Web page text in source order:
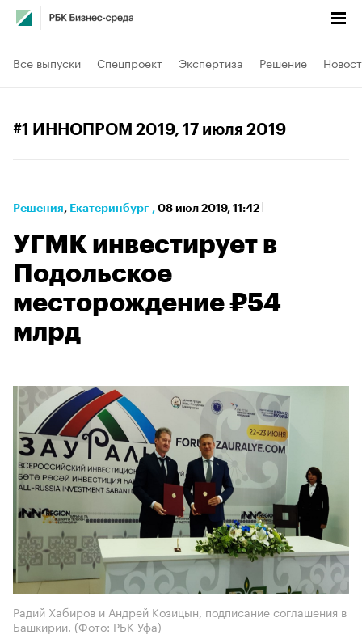
Все выпуски Спецпроект Экспертиза Решение
#1 ИННОПРОМ 2019, 17 июля 2019
Решения⁠, Екатеринбург , 08 июл 2019, 11:42
УГМК инвестирует в
Подольское
месторождение ₽54
млрд
Радий Хабиров и Андрей Козицын, подписание соглашения в
Башкирии. (Фото: РБК Уфа)